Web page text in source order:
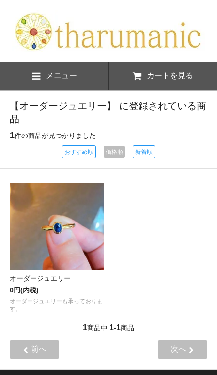
メニュー カートを見る
【オーダージュエリー】 に登録されている商
品
1件の商品が見つかりました
おすすめ順 価格順 新着順
オーダージュエリー
0円(内税)
オーダージュエリーも承っておりま
す。
1商品中 1-1商品
前へ 次へ